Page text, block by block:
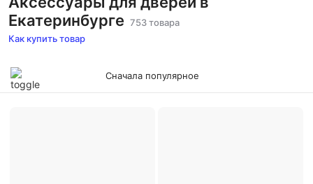
Екатеринбурге 753 товара
Как купить товар
Сначала популярное